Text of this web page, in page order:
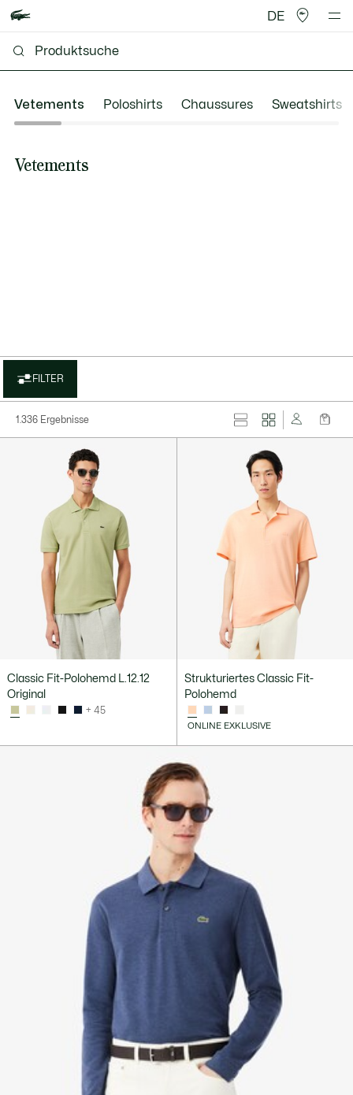
DE
Vetements Poloshirts Chaussures Sweatshirts
Vetements
FILTER
1.336 Ergebnisse
Classic Fit-Polohemd L.12.12
Original
+ 45
Strukturiertes Classic Fit-
Polohemd
ONLINE EXKLUSIVE